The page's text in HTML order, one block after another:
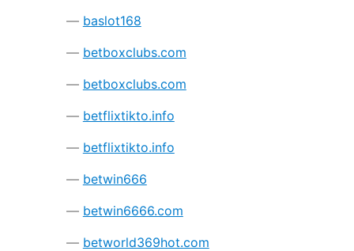
baslot168
betboxclubs.com
betboxclubs.com
betflixtikto.info
betflixtikto.info
betwin666
betwin6666.com
betworld369hot.com